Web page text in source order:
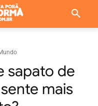
sapato de
mais